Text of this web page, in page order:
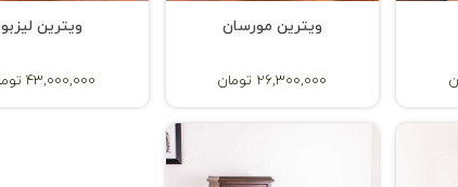
ویترین مورسان
26,300,000 تومان
ویترین لیزبو
43,000,000 تومان